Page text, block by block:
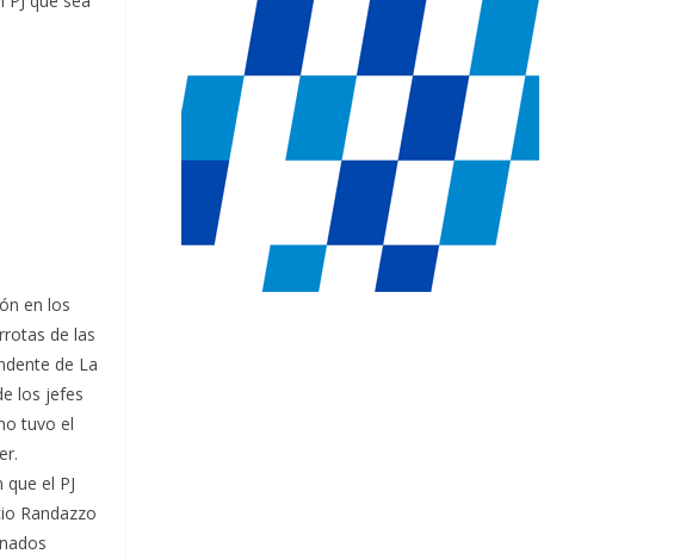
en los
de las
de La
los jefes
tuvo el
el PJ
Randazzo